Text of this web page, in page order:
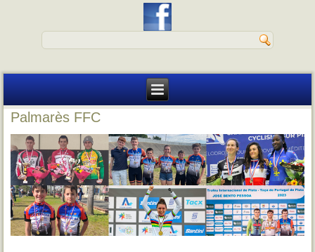
Palmarès FFC